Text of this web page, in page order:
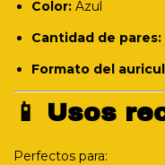
Color: Azul
Cantidad de pares:
Formato del
📱 Usos
Perfectos para: